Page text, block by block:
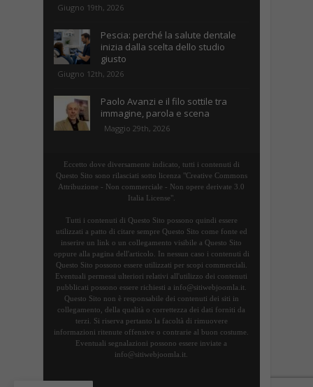
Giugno 19th, 2026
Pescia: perché la salute dentale
inizia dalla scelta dello studio
giusto
Giugno 12th, 2026
Paolo Avanzi e il filo sottile tra
immagine, parola e scena
Maggio 29th, 2026
Eccetto dove diversamente indicato, tutti i contenuti di
Questo Sito sono rilasciati sotto licenza "Creative Commons
Attribuzione - Non commerciale - Non opere derivate 3.0
Italia License".
Tutti i contenuti di Questo Sito possono quindi essere
utilizzati a patto di citare sempre Questo Sito come fonte ed
inserire un link o un collegamento visibile a Questo Sito
oppure alla pagina dell'articolo. In nessun caso i contenuti di
Questo Sito possono essere utilizzati per scopi commerciali.
Eventuali permessi ulteriori relativi all'utilizzo dei contenuti
pubblicati possono essere richiesti a info@sitiwebjoomla.it.
Questo Sito non è responsabile dei contenuti dei siti in
collegamento, della qualità o correttezza dei dati forniti da
terzi. Si riserva pertanto la facoltà di rimuovere
informazioni ritenute offensive o contrarie al buon costume.
Eventuali segnalazioni possono essere inviate a
info@sitiwebjoomla.it.